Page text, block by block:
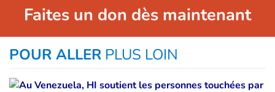
Faites un don dès maintenant
POUR ALLER PLUS LOIN